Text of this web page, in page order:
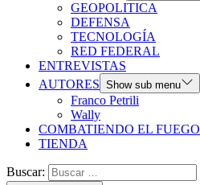
GEOPOLITICA
DEFENSA
TECNOLOGÍA
RED FEDERAL
ENTREVISTAS
AUTORES Show sub menu
Franco Petrili
Wally
COMBATIENDO EL FUEGO
TIENDA
Buscar: